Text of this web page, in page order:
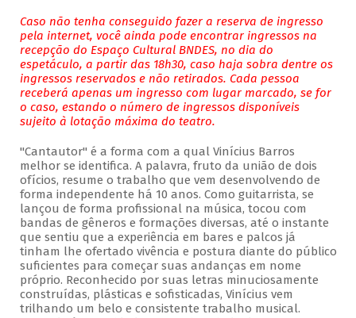
Caso não tenha conseguido fazer a reserva de ingresso
pela internet, você ainda pode encontrar ingressos na
recepção do Espaço Cultural BNDES, no dia do
espetáculo, a partir das 18h30, caso haja sobra dentre os
ingressos reservados e não retirados. Cada pessoa
receberá apenas um ingresso com lugar marcado, se for
o caso, estando o número de ingressos disponíveis
sujeito à lotação máxima do teatro.
"Cantautor" é a forma com a qual Vinícius Barros
melhor se identifica. A palavra, fruto da união de dois
ofícios, resume o trabalho que vem desenvolvendo de
forma independente há 10 anos. Como guitarrista, se
lançou de forma profissional na música, tocou com
bandas de gêneros e formações diversas, até o instante
que sentiu que a experiência em bares e palcos já
tinham lhe ofertado vivência e postura diante do público
suficientes para começar suas andanças em nome
próprio. Reconhecido por suas letras minuciosamente
construídas, plásticas e sofisticadas, Vinícius vem
trilhando um belo e consistente trabalho musical.